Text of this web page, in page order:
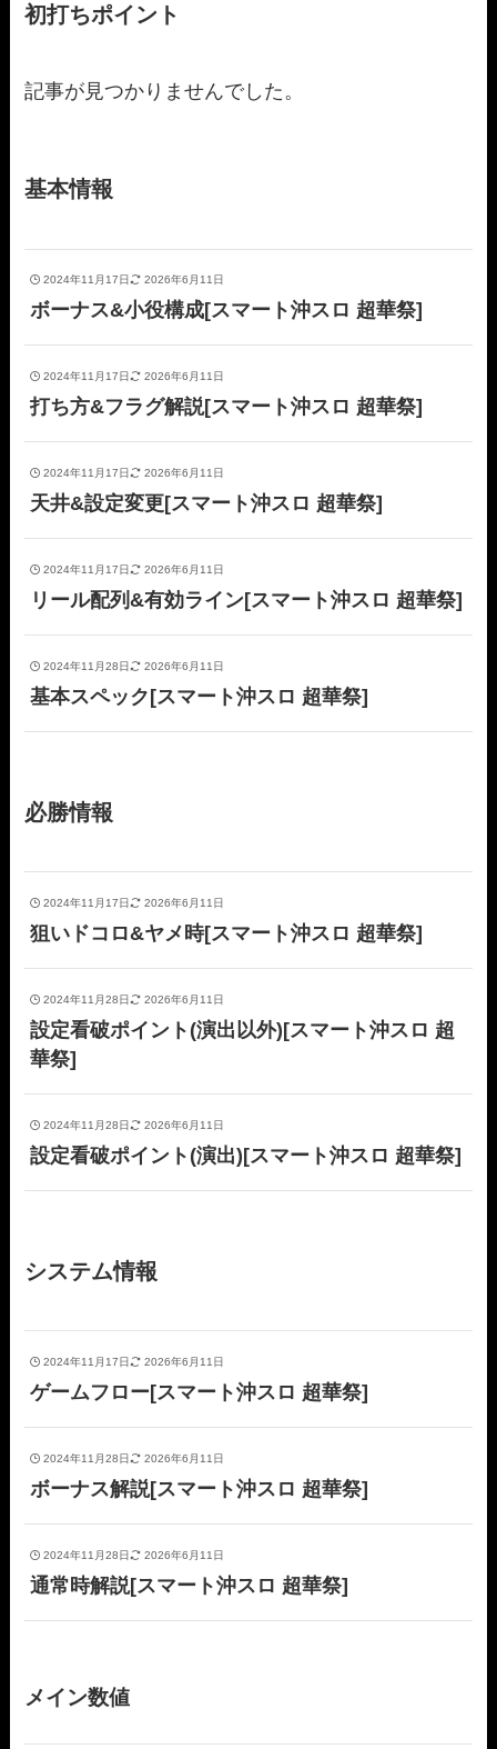
初打ちポイント
記事が見つかりませんでした。
基本情報
2024年11月17日 2026年6月11日
ボーナス&小役構成[スマート沖スロ 超華祭]
2024年11月17日 2026年6月11日
打ち方&フラグ解説[スマート沖スロ 超華祭]
2024年11月17日 2026年6月11日
天井&設定変更[スマート沖スロ 超華祭]
2024年11月17日 2026年6月11日
リール配列&有効ライン[スマート沖スロ 超華祭]
2024年11月28日 2026年6月11日
基本スペック[スマート沖スロ 超華祭]
必勝情報
2024年11月17日 2026年6月11日
狙いドコロ&ヤメ時[スマート沖スロ 超華祭]
2024年11月28日 2026年6月11日
設定看破ポイント(演出以外)[スマート沖スロ 超
華祭]
2024年11月28日 2026年6月11日
設定看破ポイント(演出)[スマート沖スロ 超華祭]
システム情報
2024年11月17日 2026年6月11日
ゲームフロー[スマート沖スロ 超華祭]
2024年11月28日 2026年6月11日
ボーナス解説[スマート沖スロ 超華祭]
2024年11月28日 2026年6月11日
通常時解説[スマート沖スロ 超華祭]
メイン数値